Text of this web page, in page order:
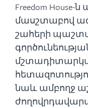
Freedom House-
մասշտաբով
շահերի
նաև ամբողջ